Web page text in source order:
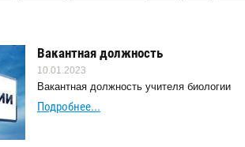
Вакантная должность
10.01.2023
Вакантная должность учителя биологии
Подробнее...